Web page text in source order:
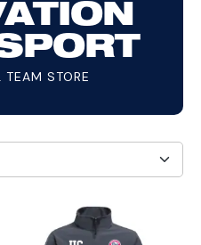
TEAM STORE